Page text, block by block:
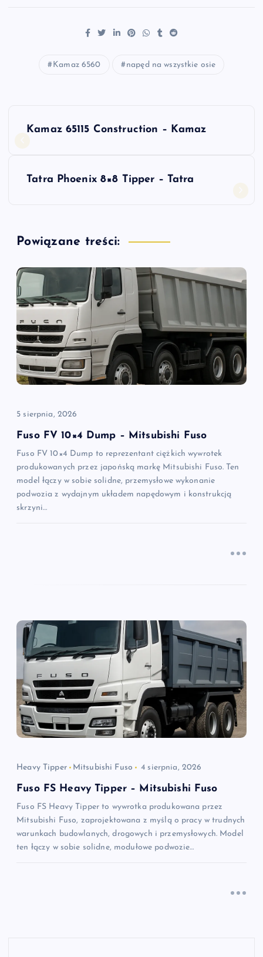
Kamaz 6560 napęd na wszystkie osie
N
g
a
c
a
w
p
s
u
Kamaz 65115 Construction – Kamaz
Tatra Phoenix 8×8 Tipper – Tatra
Powiązane treści:
5 sierpnia, 2026
Fuso FV 10×4 Dump – Mitsubishi Fuso
Fuso FV 10×4 Dump to reprezentant ciężkich wywrotek
produkowanych przez japońską markę Mitsubishi Fuso. Ten
model łączy w sobie solidne, przemysłowe wykonanie
podwozia z wydajnym układem napędowym i konstrukcją
skrzyni…
Heavy Tipper Mitsubishi Fuso 4 sierpnia, 2026
Fuso FS Heavy Tipper – Mitsubishi Fuso
Fuso FS Heavy Tipper to wywrotka produkowana przez
Mitsubishi Fuso, zaprojektowana z myślą o pracy w trudnych
warunkach budowlanych, drogowych i przemysłowych. Model
ten łączy w sobie solidne, modułowe podwozie…